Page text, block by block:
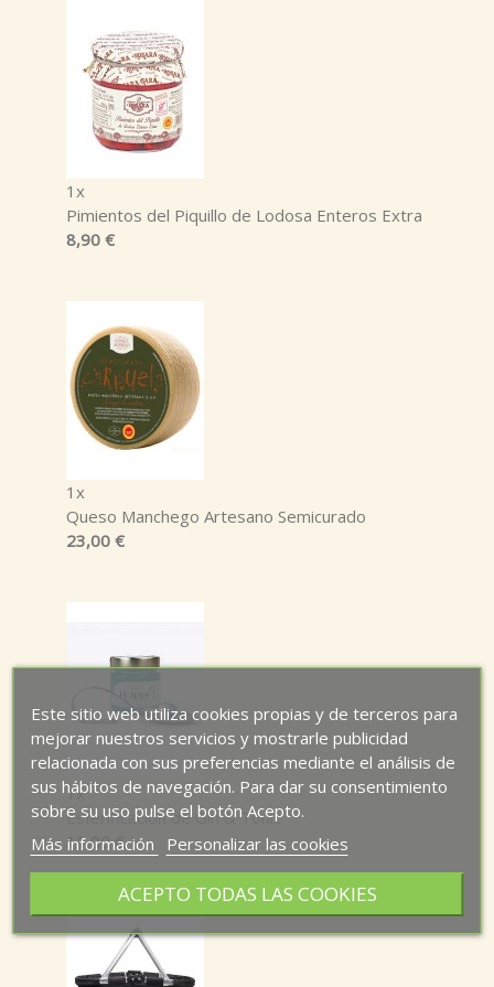
1x
Pimientos del Piquillo de Lodosa Enteros Extra
8,90 €
1x
Queso Manchego Artesano Semicurado
23,00 €
1x
Esferificación de Gin & Tonic
11,00 €
Este sitio web utiliza cookies propias y de terceros para
mejorar nuestros servicios y mostrarle publicidad
relacionada con sus preferencias mediante el análisis de
sus hábitos de navegación. Para dar su consentimiento
sobre su uso pulse el botón Acepto.
Más información
Personalizar las cookies
ACEPTO TODAS LAS COOKIES